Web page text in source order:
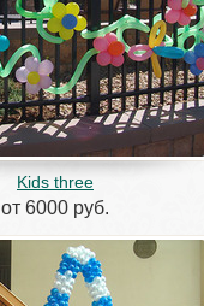
Kids three
от 6000 руб.